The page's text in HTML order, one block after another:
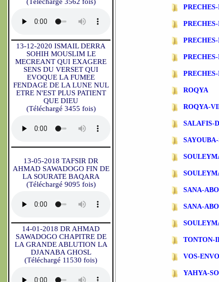
13-12-2020 ISMAIL DERRA
SOHIH MOUSLIM LE
MECREANT QUI EXAGERE
SENS DU VERSET QUI
EVOQUE LA FUMEE
FENDAGE DE LA LUNE NUL
ETRE N'EST PLUS PATIENT
QUE DIEU
(Téléchargé 3455 fois)
13-05-2018 TAFSIR DR
AHMAD SAWADOGO FIN DE
LA SOURATE BAQARA
(Téléchargé 9095 fois)
14-01-2018 DR AHMAD
SAWADOGO CHAPITRE DE
LA GRANDE ABLUTION LA
DJANABA GHOSL
(Téléchargé 11530 fois)
ROQYA
ROQYA-
SALAFIS-
SANA-
SANA-
TONTON-
VOS-
YAHYA-